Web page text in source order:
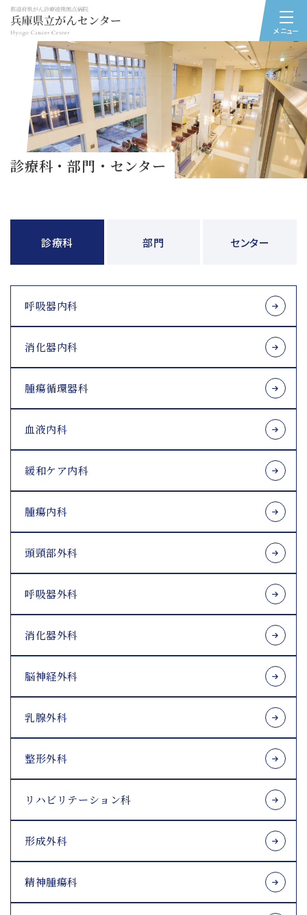
メニュー
診療科・部門・センター
診療科 部門 センター
呼吸器内科
消化器内科
腫瘍循環器科
血液内科
緩和ケア内科
腫瘍内科
頭頸部外科
呼吸器外科
消化器外科
脳神経外科
乳腺外科
整形外科
リハビリテーション科
形成外科
精神腫瘍科